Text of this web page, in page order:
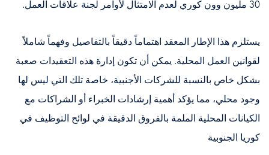
30 مليون وون كوري لعدم الامتثال لأوامر لجنة علاقات العمل.
يستلزم هذا الإطار المعقد اهتماماً دقيقاً بالتفاصيل وفهماً شاملاً
لقوانين العمل المحلية. يمكن أن تكون إدارة هذه التعقيدات صعبة
بشكل خاص بالنسبة للشركات الأجنبية، خاصة تلك التي ليس لها
وجود محلي، مما يؤكد أهمية إرشادات الخبراء أو الشراكات مع
الكيانات المحلية الملمة بالفروق الدقيقة في لوائح التوظيف في
كوريا الجنوبية